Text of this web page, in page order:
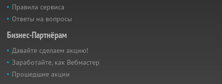
Правила сервиса
Ответы на вопросы
Бизнес-Партнёрам
Давайте сделаем акцию!
Заработайте, как Вебмастер
Прошедшие акции